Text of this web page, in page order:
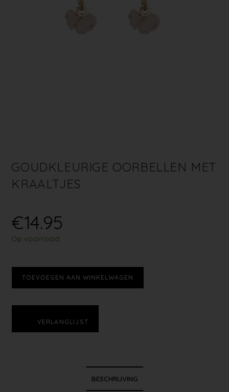
GOUDKLEURIGE OORBELLEN MET
KRAALTJES
€14.95
Op voorraad
TOEVOEGEN AAN WINKELWAGEN
VERLANGLIJST
BESCHRIJVING